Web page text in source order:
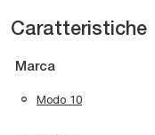
Caratteristiche
Marca
Modo 10